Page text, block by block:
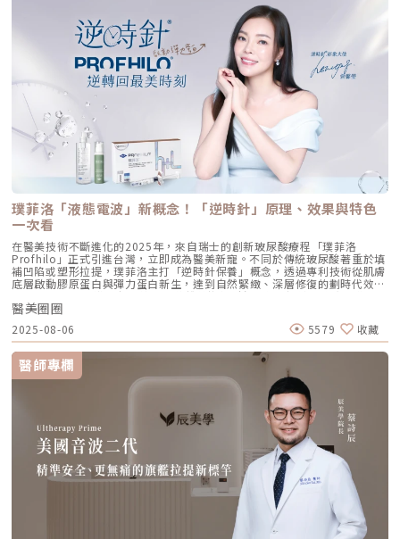
胞：幫助恢復皮下組織的飽滿感，減緩隨著年齡增長的皮下萎縮。 啟動 5
種關鍵結構蛋白：包括 I 型、III 型、IV 型、VII 型膠原蛋白以及最關鍵的彈
力蛋白。這種全方位的重塑效果，能讓下顎線變清晰，讓細紋從底層淡化。
這就是為什麼它被暱稱為「液態電波」。電波是靠「熱能」刺激新生，而
Profhilo 是靠「生物分子信號」啟動新生。對於皮膚薄、怕痛或不適合高
能量儀器的客戶來說，這是一個非常理想的選擇。四、 蔡醫師的精準美
學：BAP 五點拉提點位解析施打 Profhilo 是一門藝術。我們採用國際標準
的 BAP（Bio Aesthetic Points）五點拉提打法，這五個點是避開重要血
管、精準對準臉部支撐結構的黃金位置： [1] 顴骨高點： 位於顴骨最突出的
地方，需離眼睛外側至少 2 公分。能像掛鉤一樣，為中臉提供向上向外的支
撐力。 [2] 鼻翼與瞳孔垂直線交界： 在鼻翼與耳廓之間畫出水平線，再從瞳
孔中線畫垂直線，兩線交交叉處作為注射點。能有效改善法令紋，飽滿面中
部。 [3] 耳廓下前緣： 位於耳廓下緣的前方約 1 公分處。是收緊臉部外側
輪廓、強化下頷線條的關鍵。 [4] 下頷嘴角交界： 在下巴中軸線的三分之一
處畫垂直線，再向唇角方向移動 1.5 公分。可以修飾木偶紋，改善嘴角下
垂。 [5] 下顎角前緣： 位於下顎角前側約 1 公分處。幫助拉緊腮幫子多餘
的鬆弛組織，讓下顎線條清晰。五、 哪些部位最適合 Profhilo 逆時針？
Profhilo 逆時針之所以能成為抗老界的寵兒，不僅是因為它的成分純淨，
更因為它解決了傳統醫美難以觸及的「盲區」。它不靠體積填充，而是透過
「液態拉皮」的概念，從根本提升肌膚彈性。以下四個部位是我在臨床運用
中最推薦的：1. 臉部液態拉皮：BAP 五點精準誘導這是 Profhilo 的核心應
用。與傳統玻尿酸增加臉部「厚重感」或「體積支撐」的邏輯完全不同，
Profhilo 本質上是液態拉皮。我們採用國際標準的 BAP（Bio Aesthetic
Points）五點注射法，這五個點是避開重要血管、精準將玻尿酸導入真皮層
的黃金位置： 顴骨高點：啟動中臉肌膚的生物重塑，優化張力。 鼻翼瞳孔
交界：透過提升肌膚彈力，自然弱化法令紋的視覺感。 耳廓下前緣：強化
臉部外側緊緻度，讓輪廓不再鬆垮。 下頷嘴角交界：改善嘴角周圍的鬆
弛，恢復皮膚原有的拉力。 下顎角前緣：誘導彈力蛋白新生，收緊下頷邊
緣的曲線。這五個點位並非用來「填充凹陷」，而是作為信號啟動點，讓玻
尿酸在皮下如水幕般擴散，誘導彈力蛋白大量新生，像是在皮下植入了一層
隱形的「彈力網」，讓下顎線與中臉自然回歸緊緻狀態。2. 火雞頸與橫向頸
紋：修復彈力纖維的救星頸部皮膚極薄，且缺乏支撐結構，老化多半是因為
彈力纖維斷裂。傳統填充型玻尿酸因為有化學交聯，施打後容易因重力或皮
膚過薄而產生凸起（毛毛蟲現象）。Profhilo 具備極佳的流動性，能均勻
滲透進頸部真皮層，不是填平皺紋，而是從底層重塑頸部肌膚的厚度與張
力，是目前改善頸部質感的首選。3. 手背（雞爪手）：重建真皮層的緊實度
雙手最容易因彈力蛋白流失而顯得乾癟、血管明顯。Profhilo 透過「非填
充」的方式，啟動手背肌膚的自我修復機制。它不僅是補水，更是透過生物
重塑增加組織的彈性與結構感，讓手背肌膚恢復細緻平滑，找回如少女般優
雅的肌膚張力。4. 口周細紋：自然軟化而不僵硬對於愛笑或年長客戶常見的
唇周紋，若使用傳統填充物，常會因為增加了體積而讓表情變得僵硬。
Profhilo 透過液態拉皮的原理，在不改變五官比例的前提下，誘導唇周肌
膚新生彈力蛋白，從底層「軟化」細小紋路，讓整個人看起來更加柔和、自
@aclinichttps://lin.ee/zGPja49▼詢問整形大小事https://answer-
clinic.com/▼詢問皮膚大小事https://answer-skin.com/▼詢問變美大小
事https://answer-skincare.com/安瑟美膚整形外科診所
FBhttps://www.facebook.com/AnswerClinic安瑟美膚整形外科診所
IGhttps://www.instagram.com/aclinic.group/吳名倫醫師：Dr.Allen 整
形醫美體塑學苑https://www.facebook.com/drallenbody吳名倫醫師
IGhttps://www.instagram.com/psdr_allen/安瑟美膚整形外科診所地
址：臺北市大安區安和路一段113號2樓之1電話：（02）7709-9398
璞菲洛「液態電波」新概念！「逆時針」原理、效果與特色
一次看
在醫美技術不斷進化的2025年，來自瑞士的創新玻尿酸療程「璞菲洛
Profhilo」正式引進台灣，立即成為醫美新寵。不同於傳統玻尿酸著重於填
補凹陷或塑形拉提，璞菲洛主打「逆時針保養」概念，透過專利技術從肌膚
底層啟動膠原蛋白與彈力蛋白新生，達到自然緊緻、深層修復的劃時代效
果。 Profhilo更邀請郭台銘夫人曾馨瑩擔任形象大使，迅速成為市場焦
點。我們將帶你全面認識這項創新療程，從作用原理、五大特色到適合對象
與常見問題，一次搞懂「逆時針玻尿酸」的魅力！ 璞菲洛Profhilo是什
麼？ 璞菲洛是一項注射型玻尿酸產品，由瑞士IBSA研發，正式名稱為「高
低分子玻尿酸皮下植入劑」，在台灣獲得衛福部核准，俗稱為「逆時針」。
與傳統玻尿酸不同，璞菲洛不以填補凹陷為目的，而是透過生物重塑（bio-
remodeling）方式，喚醒肌膚自身的修復機能，促進膠原蛋白和彈力蛋白
的生成，達到自然緊緻與改善膚質的效果。璞菲洛Profhilo的五大特色璞菲
洛之所以能引發醫美界關注，主要在於它與傳統玻尿酸有著本質上的不同，
透過獨特技術從根本上改善肌膚狀態。以下是璞菲洛最突出的五大特色：1.
獨特「生物重塑」機制：啟動膠原與彈力蛋白再生璞菲洛的核心技術採用專
利高、低分子量玻尿酸複合配方，在不添加交聯劑的情況下，能刺激皮膚深
層的纖維母細胞、角質細胞和脂肪細胞，促使膠原蛋白和彈力蛋白大量新
生，從源頭改善肌膚鬆弛與老化問題。2. 全面改善膚況：不只填補，更提升
整體膚質有別於傳統玻尿酸的局部填充，璞菲洛注射後會均勻擴散至皮膚的
真皮層與皮下組織。這使得它能全面性地改善肌膚，包括： 提升肌膚緊實
度與彈性 深層補水、改善乾燥與粗糙 減少細紋、改善膚色不均3. 自然柔和
的效果：告別「饅化臉」璞菲洛的質地較輕盈、流動性高，主要作用提升肌
膚本身的飽滿度與光澤，而不是增加額外體積。因此，能帶來自然、柔和的
改善效果，避免了傳統填充劑可能導致的僵硬或「饅化」現象，讓你看起來
醫美圈圈
2025-08-06 5579 收藏
醫師專欄